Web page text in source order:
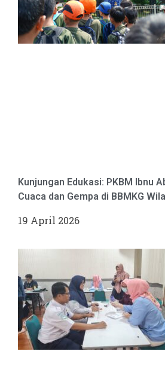
Kunjungan Edukasi: PKBM Ibnu
Cuaca dan Gempa di BBMKG
19 April 2026